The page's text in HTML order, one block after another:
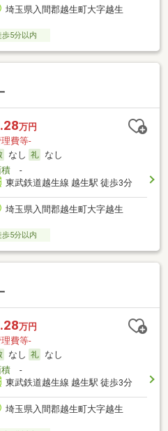
埼玉県入間郡越生町大字越生
5分以内
万円
費等-
なし
なし
-
東武鉄道越生線 越生駅 徒歩3分
埼玉県入間郡越生町大字越生
5分以内
万円
費等-
なし
なし
-
東武鉄道越生線 越生駅 徒歩3分
埼玉県入間郡越生町大字越生